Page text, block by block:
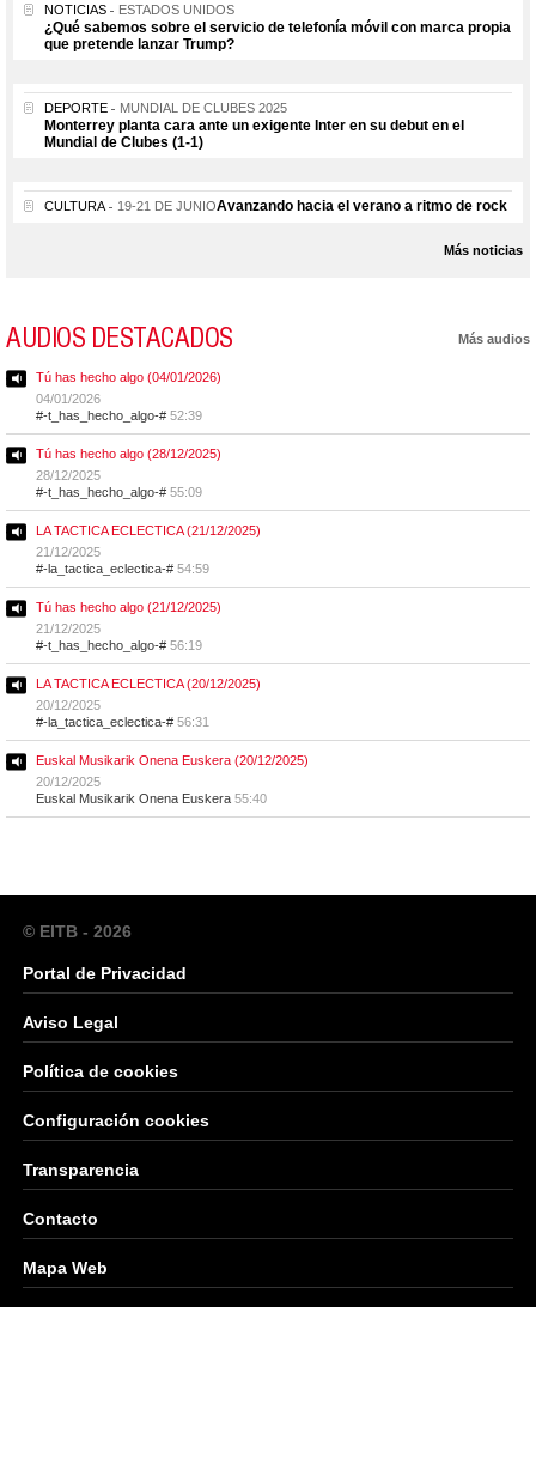
NOTICIAS ESTADOS UNIDOS
¿Qué sabemos sobre el servicio de telefonía móvil con marca propia
que pretende lanzar Trump?
DEPORTE MUNDIAL DE CLUBES 2025
Monterrey planta cara ante un exigente Inter en su debut en el
Mundial de Clubes (1-1)
CULTURA 19-21 DE JUNIOAvanzando hacia el verano a ritmo de rock
Más noticias
AUDIOS DESTACADOS Más audios
Tú has hecho algo (04/01/2026)
04/01/2026
#-t_has_hecho_algo-# 52:39
Tú has hecho algo (28/12/2025)
28/12/2025
#-t_has_hecho_algo-# 55:09
LA TACTICA ECLECTICA (21/12/2025)
21/12/2025
#-la_tactica_eclectica-# 54:59
Tú has hecho algo (21/12/2025)
21/12/2025
#-t_has_hecho_algo-# 56:19
LA TACTICA ECLECTICA (20/12/2025)
20/12/2025
#-la_tactica_eclectica-# 56:31
Euskal Musikarik Onena Euskera (20/12/2025)
20/12/2025
Euskal Musikarik Onena Euskera 55:40
© EITB - 2026
Portal de Privacidad
Aviso Legal
Política de cookies
Configuración cookies
Transparencia
Contacto
Mapa Web